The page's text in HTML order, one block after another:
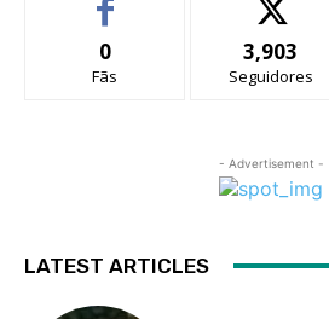
0
Fãs
3,903
Seguidores
- Advertisement -
LATEST ARTICLES